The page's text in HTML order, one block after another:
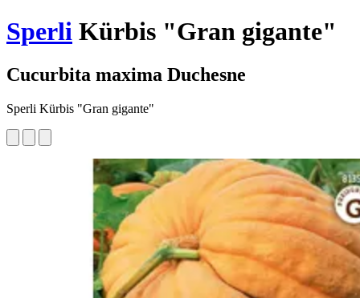
Sperli Kürbis "Gran gigante"
Cucurbita maxima Duchesne
Sperli Kürbis "Gran gigante"